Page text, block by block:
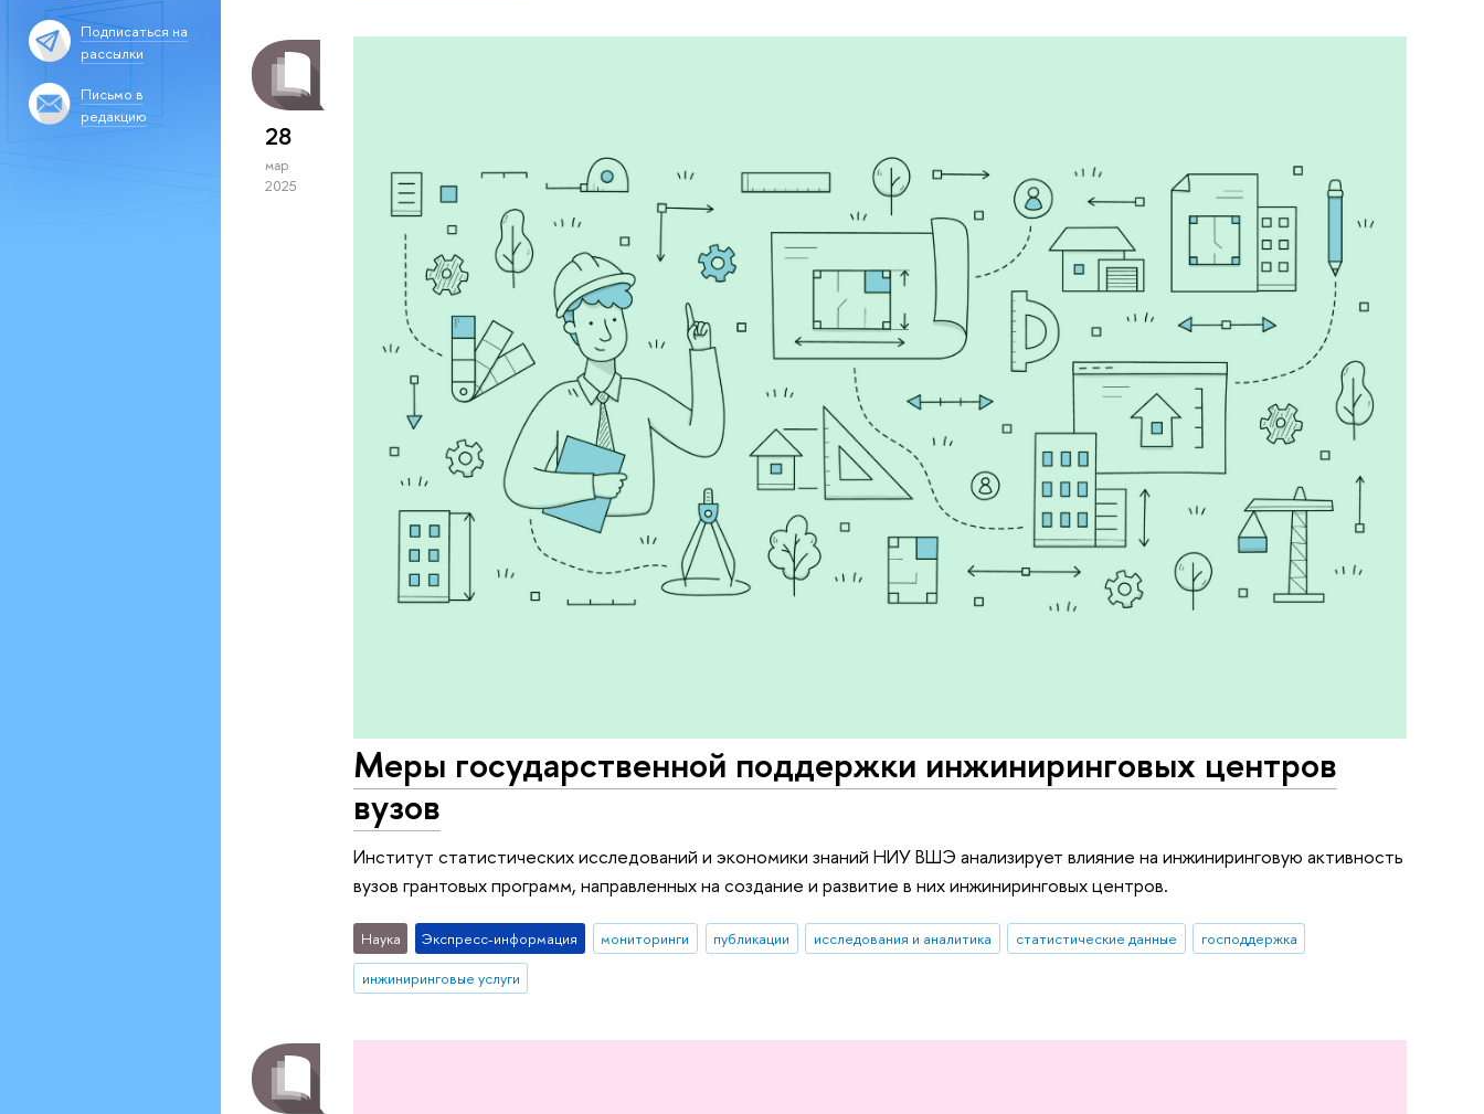
Подписаться на
рассылки
Письмо в
редакцию
28
мар
2025
Меры государственной поддержки инжиниринговых центров
вузов
Институт статистических исследований и экономики знаний НИУ ВШЭ анализирует влияние на инжиниринговую активность
вузов грантовых программ, направленных на создание и развитие в них инжиниринговых центров.
Наука Экспресс-информация мониторинги публикации исследования и аналитика статистические данные
господдержка
инжиниринговые услуги